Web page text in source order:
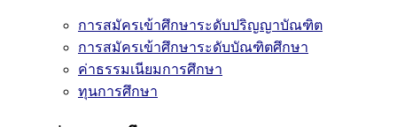
การสมัครเข้าศึกษาระดับปริญญาบัณฑิต
การสมัครเข้าศึกษาระดับบัณฑิตศึกษา
ค่าธรรมเนียมการศึกษา
ทุนการศึกษา